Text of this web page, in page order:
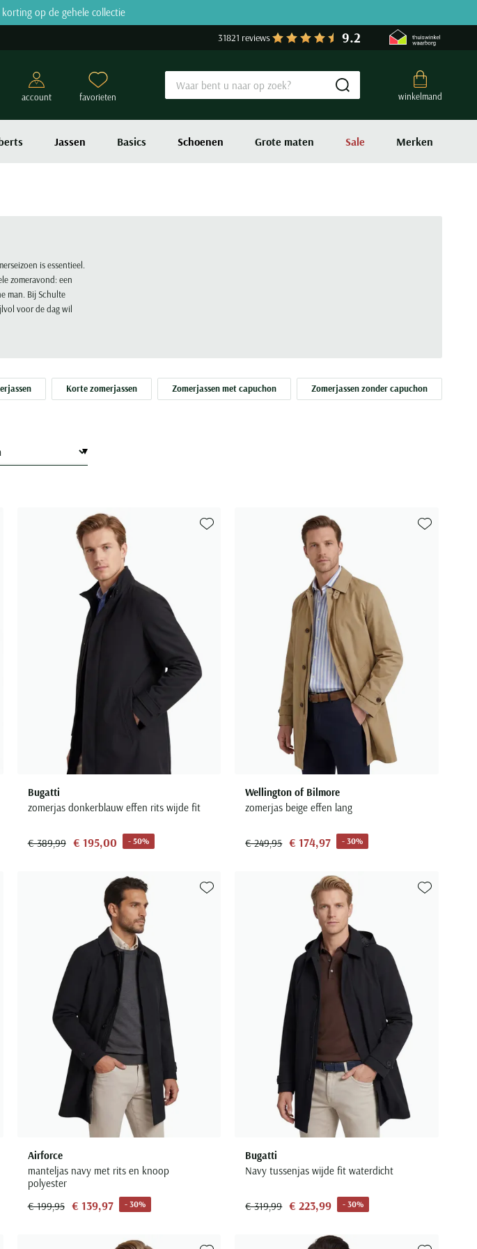
op de gehele collectie
31821 reviews 9.2
winkelmand
Submit search
Jassen Basics Schoenen Grote maten Sale Merken
account favorieten
is essentieel.
zomeravond: een
man. Bij Schulte
voor de dag wil
Korte zomerjassen Zomerjassen met capuchon Zomerjassen zonder capuchon
aan favorieten
Bugatti
zomerjas donkerblauw effen rits wijde fit
€ 389,99 € 195,00 - 50%
Toevoegen aan favorieten
Wellington of Bilmore
zomerjas beige effen lang
€ 249,95 € 174,97 - 30%
Airforce
manteljas navy met rits en knoop
polyester
€ 199,95 € 139,97 - 30%
Bugatti
Navy tussenjas wijde fit waterdicht
€ 319,99 € 223,99 - 30%